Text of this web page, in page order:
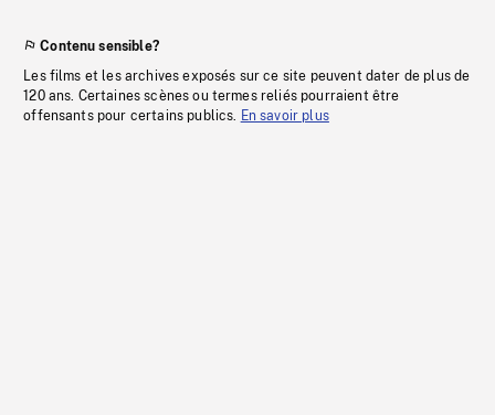
Contenu sensible?
Les films et les archives exposés sur ce site peuvent dater de plus de
120 ans. Certaines scènes ou termes reliés pourraient être
offensants pour certains publics. En savoir plus